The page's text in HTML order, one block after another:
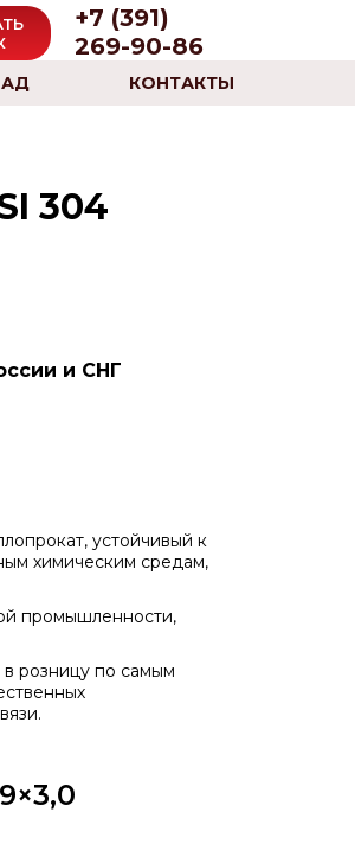
+7 (391)
269-90-86
КОНТАКТЫ
304
и СНГ
устойчивый к
химическим средам,
промышленности,
розницу по самым